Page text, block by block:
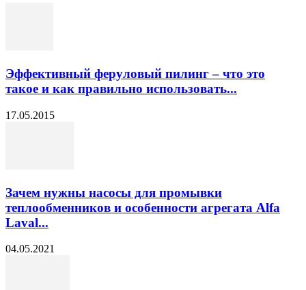
Эффективный феруловый пилинг – что это
такое и как правильно использовать...
17.05.2015
Зачем нужны насосы для промывки
теплообменников и особенности агрегата Alfa
Laval...
04.05.2021